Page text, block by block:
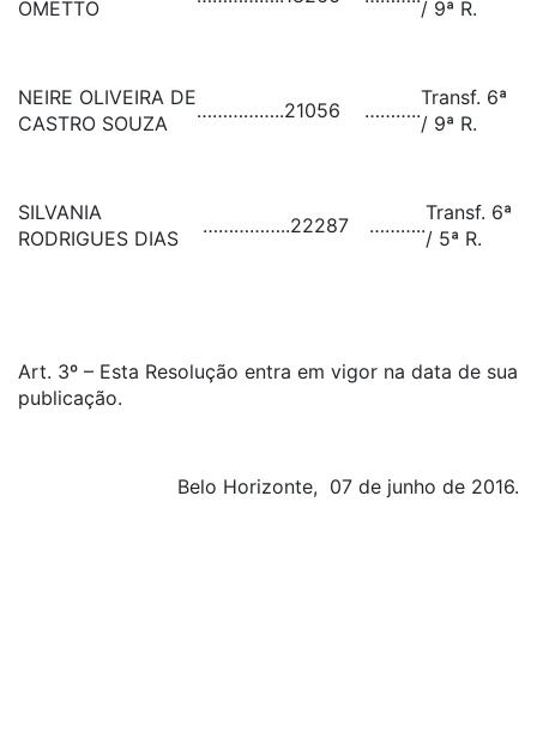
OMETTO
/ 9ª R.
NEIRE OLIVEIRA DE
CASTRO SOUZA
……………..21056 ………..
Transf. 6ª
/ 9ª R.
SILVANIA
RODRIGUES DIAS
……………..22287 ………..
Transf. 6ª
/ 5ª R.
Art. 3º – Esta Resolução entra em vigor na data de sua
publicação.
Belo Horizonte, 07 de junho de 2016.